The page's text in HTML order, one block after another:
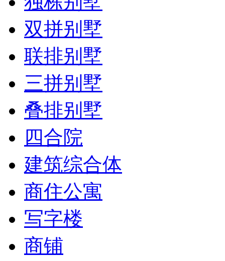
双拼别墅
联排别墅
三拼别墅
叠排别墅
四合院
建筑综合体
商住公寓
写字楼
商铺